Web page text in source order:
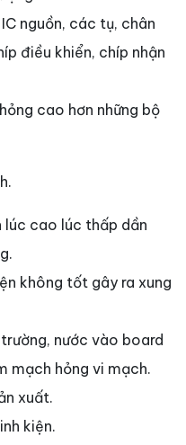
nguồn, các tụ, chân
điều khiển, chíp nhận
cao hơn những bộ
lúc cao lúc thấp dần
không tốt gây ra xung
nước vào board
mạch hỏng vi mạch.
xuất.
kiện.